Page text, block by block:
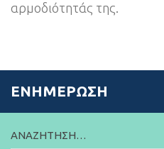
αρμοδιότητάς της.
ΕΝΗΜΈΡΩΣΗ
ΑΝΑΖΉΤΗΣΗ…